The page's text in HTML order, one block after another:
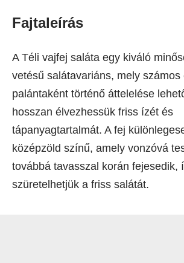
Fajtaleírás
A Téli vajfej saláta egy kiváló
vetésű salátavariáns, mely számos
palántaként történő áttelelése
hosszan élvezhessük friss ízét és
tápanyagtartalmát. A fej
középzöld színű, amely vonzóvá
továbbá tavasszal korán fejesedik,
szüretelhetjük a friss salátát.